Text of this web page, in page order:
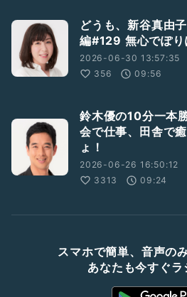
どうも、新谷真由
編#129 無心でぽり
2026-06-30 13:57:35
356
09:56
鈴木優の10分一本
会で仕事、田舎で
ょ！
2026-06-26 16:50:12
3313
09:24
スマホで簡単、音声の
あなたも今すぐラ